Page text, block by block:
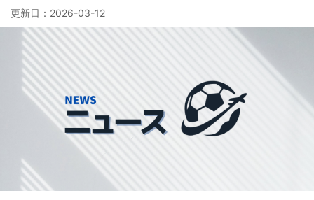
更新日： 2026-03-12